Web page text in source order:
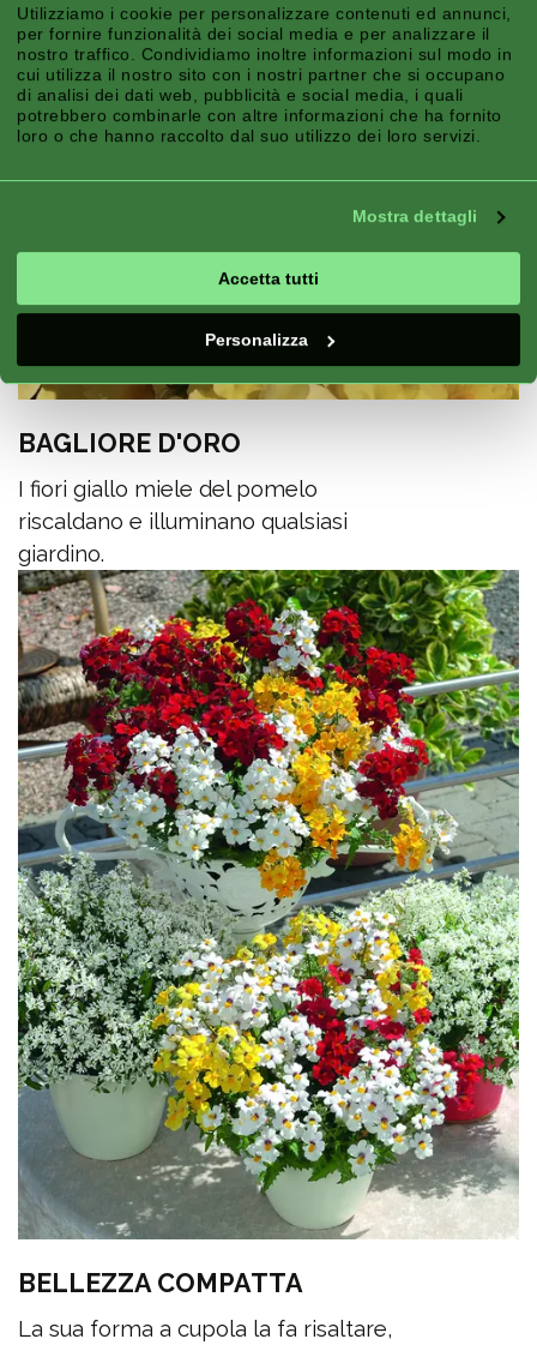
Utilizziamo i cookie per personalizzare contenuti ed annunci,
per fornire funzionalità dei social media e per analizzare il
nostro traffico. Condividiamo inoltre informazioni sul modo in
cui utilizza il nostro sito con i nostri partner che si occupano
di analisi dei dati web, pubblicità e social media, i quali
potrebbero combinarle con altre informazioni che ha fornito
loro o che hanno raccolto dal suo utilizzo dei loro servizi.
Mostra dettagli
Accetta tutti
Personalizza
BAGLIORE D'ORO
I fiori giallo miele del pomelo
riscaldano e illuminano qualsiasi
giardino.
BELLEZZA COMPATTA
La sua forma a cupola la fa risaltare,